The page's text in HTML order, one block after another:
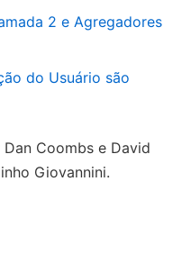
2 e Agregadores
do Usuário são
Coombs e David
Giovannini.